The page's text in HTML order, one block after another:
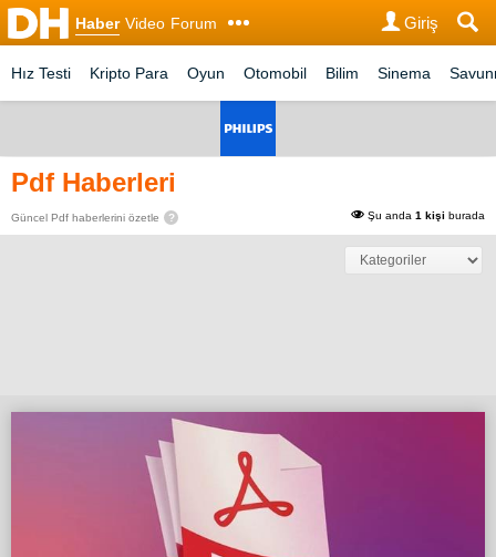
Haber Video Forum Giriş
Hız Testi Kripto Para Oyun Otomobil Bilim Sinema
Pdf Haberleri
Güncel Pdf haberlerini özetle ? Şu anda 1 kişi burada